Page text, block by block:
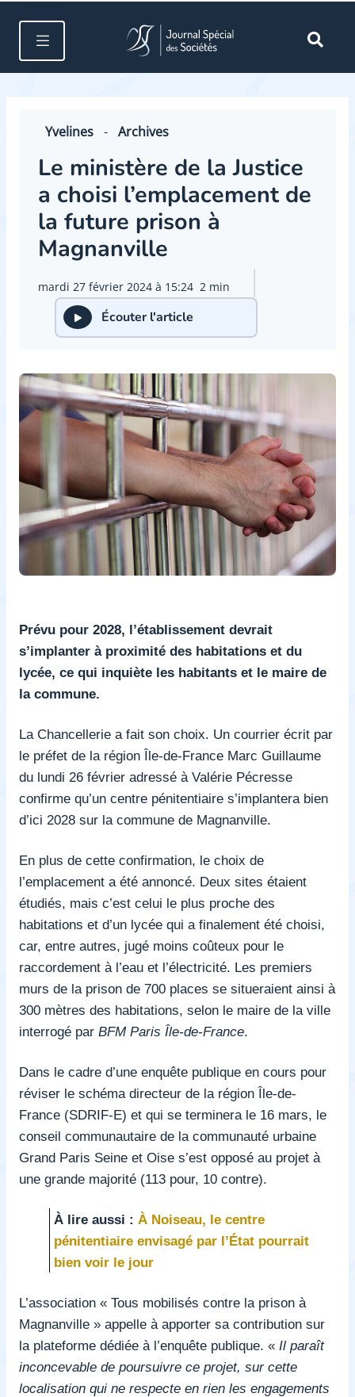
Yvelines - Archives
Le ministère de la Justice
a choisi l’emplacement de
la future prison à
Magnanville
mardi 27 février 2024 à 15:24 2 min
Écouter l'article
Prévu pour 2028, l’établissement devrait
s’implanter à proximité des habitations et du
lycée, ce qui inquiète les habitants et le maire de
la commune.
La Chancellerie a fait son choix. Un courrier écrit par
le préfet de la région Île-de-France Marc Guillaume
du lundi 26 février adressé à Valérie Pécresse
confirme qu’un centre pénitentiaire s’implantera bien
d’ici 2028 sur la commune de Magnanville.
En plus de cette confirmation, le choix de
l’emplacement a été annoncé. Deux sites étaient
étudiés, mais c’est celui le plus proche des
habitations et d’un lycée qui a finalement été choisi,
car, entre autres, jugé moins coûteux pour le
raccordement à l’eau et l’électricité. Les premiers
murs de la prison de 700 places se situeraient ainsi à
300 mètres des habitations, selon le maire de la ville
interrogé par BFM Paris Île-de-France.
Dans le cadre d’une enquête publique en cours pour
réviser le schéma directeur de la région Île-de-
France (SDRIF-E) et qui se terminera le 16 mars, le
conseil communautaire de la communauté urbaine
Grand Paris Seine et Oise s’est opposé au projet à
une grande majorité (113 pour, 10 contre).
À lire aussi : À Noiseau, le centre
pénitentiaire envisagé par l’État pourrait
bien voir le jour
L’association « Tous mobilisés contre la prison à
Magnanville » appelle à apporter sa contribution sur
la plateforme dédiée à l’enquête publique. « Il paraît
inconcevable de poursuivre ce projet, sur cette
localisation qui ne respecte en rien les engagements